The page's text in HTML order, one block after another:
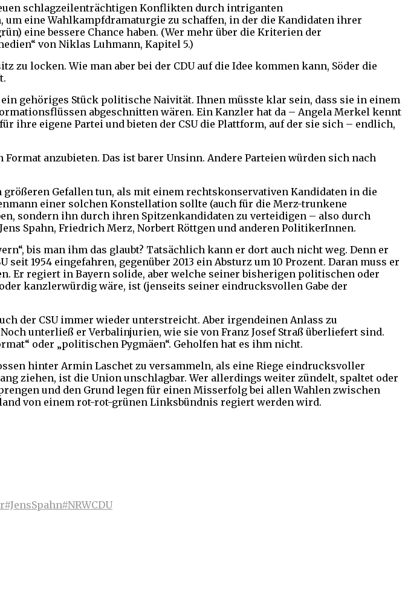
schlagzeilenträchtigen Konflikten durch intriganten
eine Wahlkampfdramaturgie zu schaffen, in der die Kandidaten ihrer
eine bessere Chance haben. (Wer mehr über die Kriterien der
von Niklas Luhmann, Kapitel 5.)
zu locken. Wie man aber bei der CDU auf die Idee kommen kann, Söder die
gehöriges Stück politische Naivität. Ihnen müsste klar sein, dass sie in einem
abgeschnitten wären. Ein Kanzler hat da – Angela Merkel kennt
eigene Partei und bieten der CSU die Plattform, auf der sie sich – endlich,
anzubieten. Das ist barer Unsinn. Andere Parteien würden sich nach
Gefallen tun, als mit einem rechtskonservativen Kandidaten in die
einer solchen Konstellation sollte (auch für die Merz-trunkene
sondern ihn durch ihren Spitzenkandidaten zu verteidigen – also durch
Spahn, Friedrich Merz, Norbert Röttgen und anderen PolitikerInnen.
bis man ihm das glaubt? Tatsächlich kann er dort auch nicht weg. Denn er
1954 eingefahren, gegenüber 2013 ein Absturz um 10 Prozent. Daran muss er
Er regiert in Bayern solide, aber welche seiner bisherigen politischen oder
kanzlerwürdig wäre, ist (jenseits seiner eindrucksvollen Gabe der
der CSU immer wieder unterstreicht. Aber irgendeinen Anlass zu
unterließ er Verbalinjurien, wie sie von Franz Josef Straß überliefert sind.
oder „politischen Pygmäen“. Geholfen hat es ihm nicht.
hinter Armin Laschet zu versammeln, als eine Riege eindrucksvoller
ziehen, ist die Union unschlagbar. Wer allerdings weiter zündelt, spaltet oder
und den Grund legen für einen Misserfolg bei allen Wahlen zwischen
von einem rot-rot-grünen Linksbündnis regiert werden wird.
#JensSpahn#NRWCDU